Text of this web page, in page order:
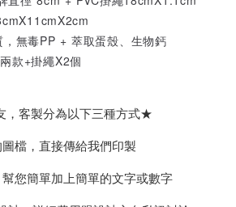
無毒PP + 萃取蛋殼、生物鈣
款+掛繩X2個
，客製分為以下三種方式★
檔，直接傳給我們印製
您簡單加上簡單的文字或數字